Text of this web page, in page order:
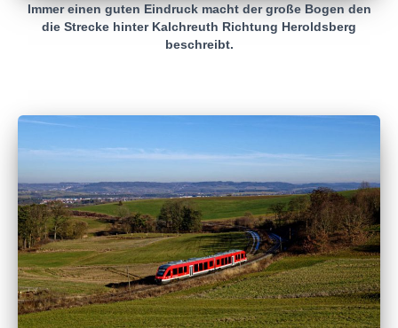
Immer einen guten Eindruck macht der große Bogen den
die Strecke hinter Kalchreuth Richtung Heroldsberg
beschreibt.